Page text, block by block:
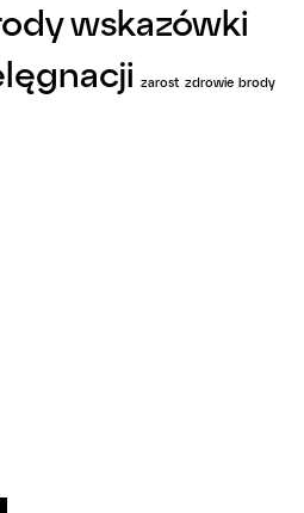
wskazówki
zarost zdrowie brody